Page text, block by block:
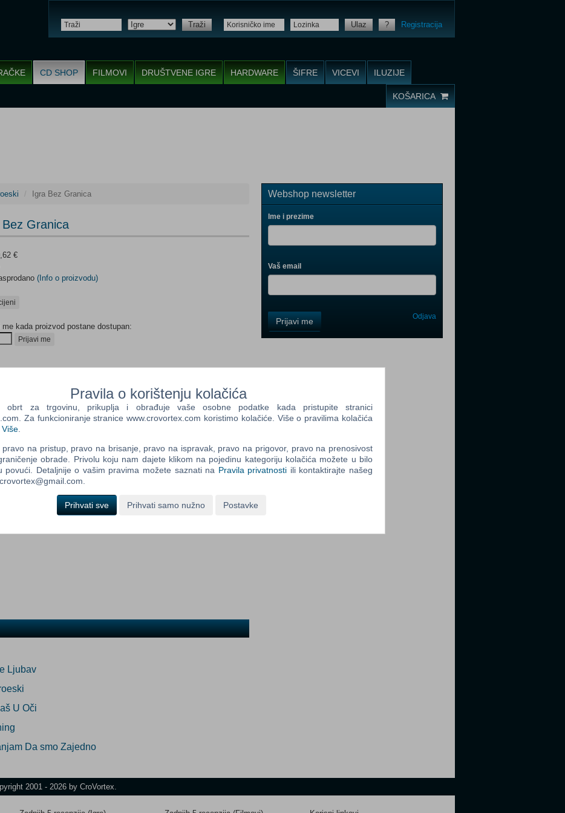
Traži Ulaz ? Registracija
CD SHOP FILMOVI DRUŠTVENE IGRE HARDWARE ŠIFRE VICEVI ILUZIJE
KOŠARICA
Igra Bez Granica
Granica
€
(Info o proizvodu)
kada proizvod postane dostupan:
Prijavi me
Ljubav
U Oči
Da smo Zajedno
Webshop newsletter
Ime i prezime
Vaš email
Field
One
Field
Two
Prijavi me Odjava
2001 - 2026 by CroVortex.
Pravila o korištenju kolačića
obrt za trgovinu, prikuplja i obrađuje vaše osobne podatke kada pristupite stranici
Za funkcioniranje stranice www.crovortex.com koristimo kolačiće. Više o pravilima kolačića
Više
pravo na pristup, pravo na brisanje, pravo na ispravak, pravo na prigovor, pravo na prenosivost
obrade. Privolu koju nam dajete klikom na pojedinu kategoriju kolačića možete u bilo
povući. Detaljnije o vašim pravima možete saznati na Pravila privatnosti ili kontaktirajte našeg
Prihvati sve Prihvati samo nužno Postavke